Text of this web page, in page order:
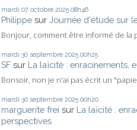
mardi 07 octobre 2025 08h46
Philippe sur Journée d'étude sur
Bonjour, comment être informé de la
mardi 30 septembre 2025 00h25
SF sur La laïcité : enracinements,
Bonsoir, non je n'ai pas écrit un
mardi 30 septembre 2025 00h20
marguerite frei sur La laïcité :
perspectives